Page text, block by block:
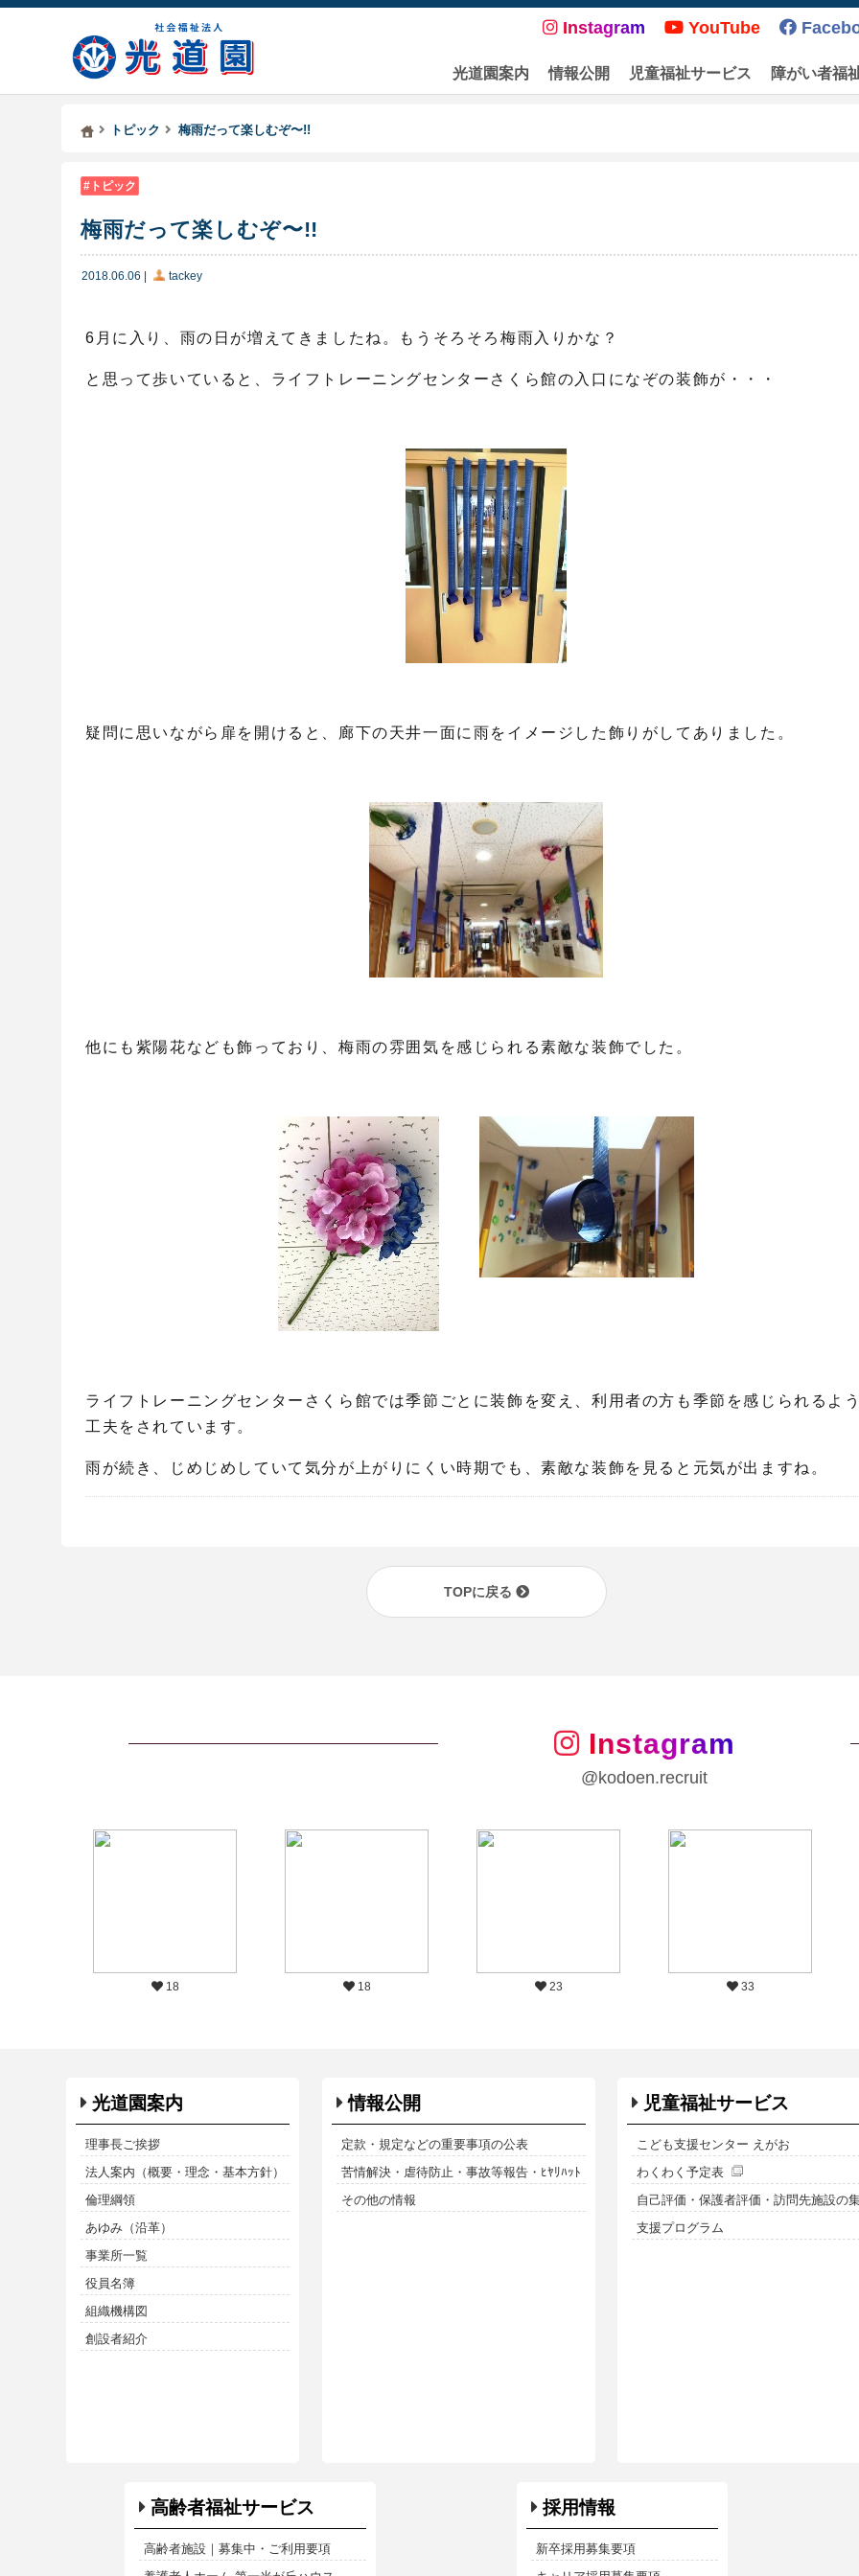
Instagram YouTube
光道園案内 情報公開 児童福祉サービス 障がい者福
社会福祉法人 光道園
トピック 梅雨だって楽しむぞ〜!!
トピック
梅雨だって楽しむぞ〜!!
2018.06.06 | tackey
6月に入り、雨の日が増えてきましたね。もうそろそろ梅雨入りかな？
と思って歩いていると、ライフトレーニングセンターさくら館の入口になぞの装飾が・・・
疑問に思いながら扉を開けると、廊下の天井一面に雨をイメージした飾りがしてありました。
他にも紫陽花なども飾っており、梅雨の雰囲気を感じられる素敵な装飾でした。
ライフトレーニングセンターさくら館では季節ごとに装飾を変え、利用者の方も季節を感じられるよ
工夫をされています。
雨が続き、じめじめしていて気分が上がりにくい時期でも、素敵な装飾を見ると元気が出ますね。
TOPに戻る
Instagram
@kodoen.recruit
18 18 23 33
光道園案内
理事長ご挨拶
法人案内（概要・理念・基本方針）
倫理綱領
あゆみ（沿革）
事業所一覧
役員名簿
組織機構図
創設者紹介
情報公開
定款・規定などの重要事項の公表
苦情解決・虐待防止・事故等報告・ﾋﾔﾘﾊｯﾄ
その他の情報
児童福祉サービス
こども支援センター えがお
わくわく予定表
自己評価・保護者評価・訪問先施設の
支援プログラム
高齢者福祉サービス
高齢者施設｜募集中・ご利用要項
採用情報
新卒採用募集要項